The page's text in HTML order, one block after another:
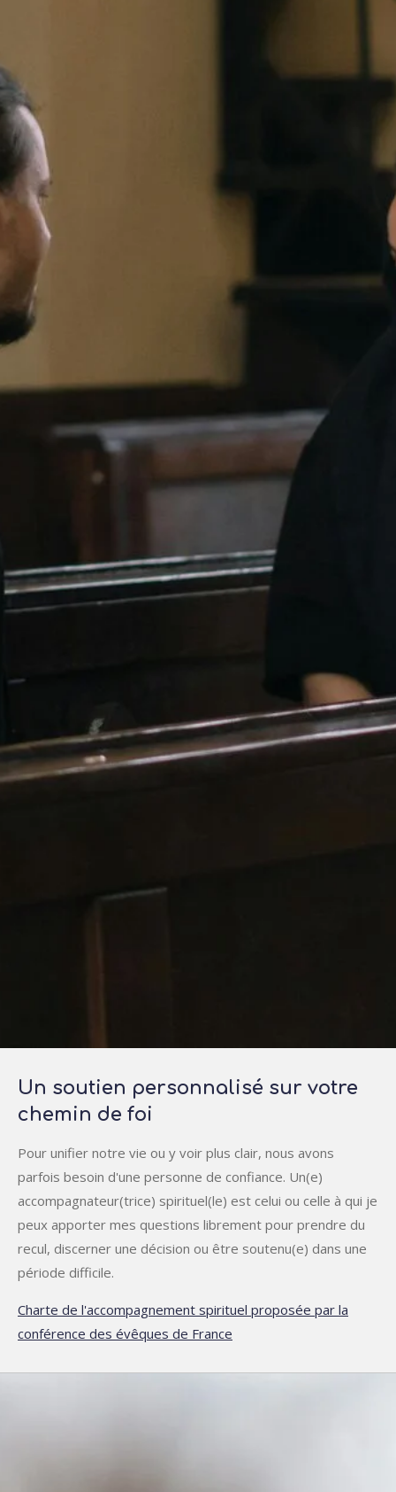
Un soutien personnalisé sur votre
chemin de foi
Pour unifier notre vie ou y voir plus clair, nous avons
parfois besoin d'une personne de confiance. Un(e)
accompagnateur(trice) spirituel(le) est celui ou celle à qui je
peux apporter mes questions librement pour prendre du
recul, discerner une décision ou être soutenu(e) dans une
période difficile.
Charte de l'accompagnement spirituel proposée par la
conférence des évêques de France